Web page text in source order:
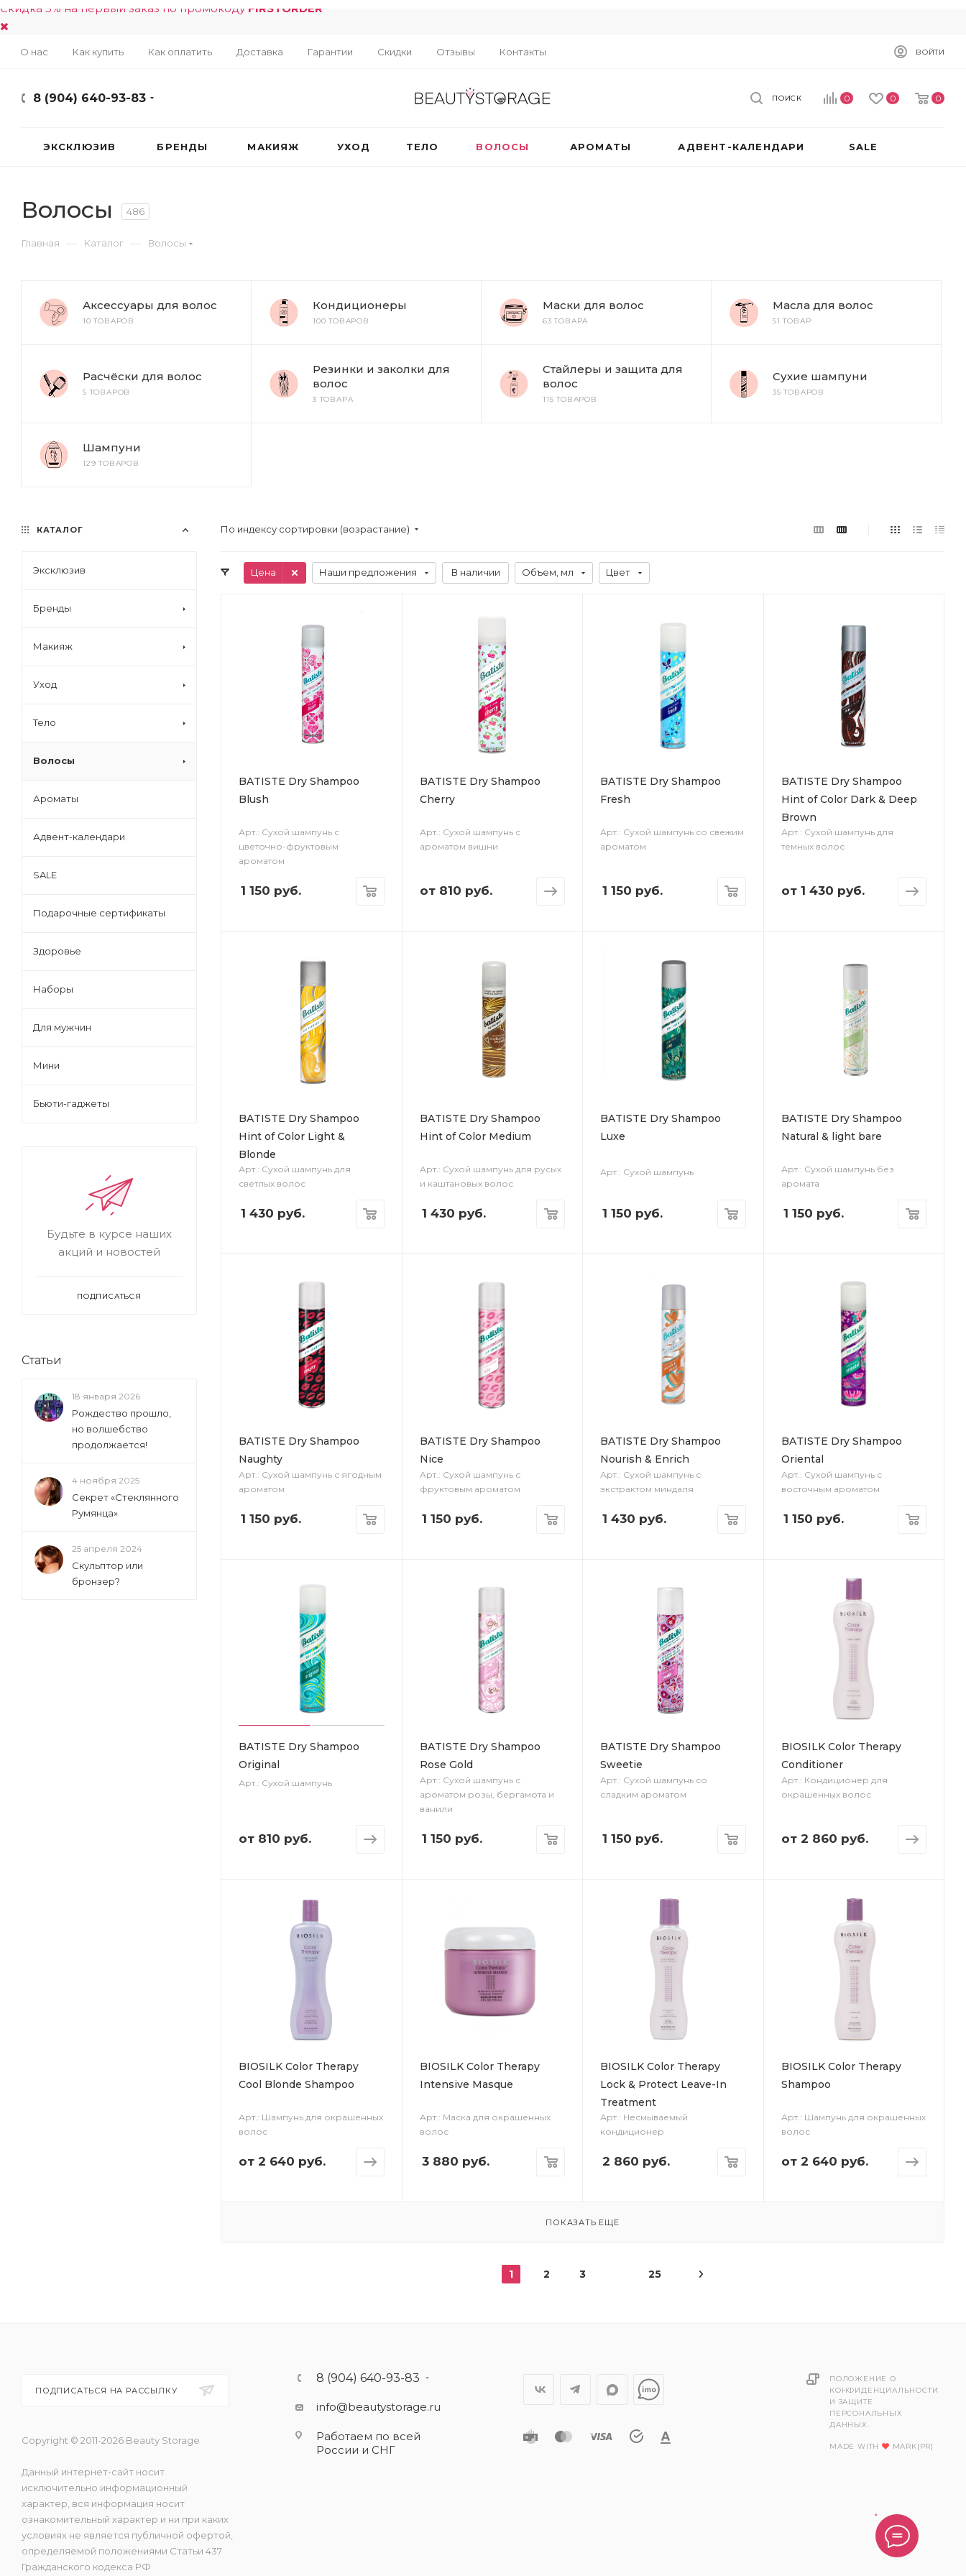
Скидка 5% на первый заказ по промокоду FIRSTORDER
О нас Как купить Как оплатить Доставка Гарантии Скидки Отзывы Контакты ВОЙТИ
8 (904) 640-93-83 0 0 0
ПОИСК
ЭКСКЛЮЗИВ БРЕНДЫ МАКИЯЖ УХОД ТЕЛО ВОЛОСЫ АРОМАТЫ АДВЕНТ-КАЛЕНДАРИ SALE
Волосы 486
Главная — Каталог — Волосы
Аксессуары для волос
10 ТОВАРОВ
Кондиционеры
100 ТОВАРОВ
Маски для волос
63 ТОВАРА
Масла для волос
51 ТОВАР
Расчёски для волос
5 ТОВАРОВ
Резинки и заколки для
волос
3 ТОВАРА
Стайлеры и защита для
волос
115 ТОВАРОВ
Сухие шампуни
35 ТОВАРОВ
Шампуни
129 ТОВАРОВ
По индексу сортировки (возрастание)
Цена Наши предложения В наличии Объем, мл Цвет
BATISTE Dry Shampoo
Blush
Арт.: Сухой шампунь с
цветочно-фруктовым
ароматом
1 150 руб.
BATISTE Dry Shampoo
Cherry
Арт.: Сухой шампунь с
ароматом вишни
от 810 руб.
BATISTE Dry Shampoo
Fresh
Арт.: Сухой шампунь со свежим
ароматом
1 150 руб.
BATISTE Dry Shampoo
Hint of Color Dark & Deep
Brown
Арт.: Сухой шампунь для
темных волос
от 1 430 руб.
BATISTE Dry Shampoo
Hint of Color Light &
Blonde
Арт.: Сухой шампунь для
светлых волос
1 430 руб.
BATISTE Dry Shampoo
Hint of Color Medium
Арт.: Сухой шампунь для русых
и каштановых волос
1 430 руб.
BATISTE Dry Shampoo
Luxe
Арт.: Сухой шампунь
1 150 руб.
BATISTE Dry Shampoo
Natural & light bare
Арт.: Сухой шампунь без
аромата
1 150 руб.
BATISTE Dry Shampoo
Naughty
Арт.: Сухой шампунь с ягодным
ароматом
1 150 руб.
BATISTE Dry Shampoo
Nice
Арт.: Сухой шампунь с
фруктовым ароматом
1 150 руб.
BATISTE Dry Shampoo
Nourish & Enrich
Арт.: Сухой шампунь с
экстрактом миндаля
1 430 руб.
BATISTE Dry Shampoo
Oriental
Арт.: Сухой шампунь с
восточным ароматом
1 150 руб.
BATISTE Dry Shampoo
Original
Арт.: Сухой шампунь
от 810 руб.
BATISTE Dry Shampoo
Rose Gold
Арт.: Сухой шампунь с
ароматом розы, бергамота и
ванили
1 150 руб.
BATISTE Dry Shampoo
Sweetie
Арт.: Сухой шампунь со
сладким ароматом
1 150 руб.
BIOSILK Color Therapy
Conditioner
Арт.: Кондиционер для
окрашенных волос
от 2 860 руб.
BIOSILK Color Therapy
Cool Blonde Shampoo
Арт.: Шампунь для окрашенных
волос
от 2 640 руб.
BIOSILK Color Therapy
Intensive Masque
Арт.: Маска для окрашенных
волос
3 880 руб.
BIOSILK Color Therapy
Lock & Protect Leave-In
Treatment
Арт.: Несмываемый
кондиционер
2 860 руб.
BIOSILK Color Therapy
Shampoo
Арт.: Шампунь для окрашенных
волос
от 2 640 руб.
ПОКАЗАТЬ ЕЩЕ
1 2 3 25
КАТАЛОГ
Эксклюзив
Бренды
Макияж
Уход
Тело
Волосы
Ароматы
Адвент-календари
SALE
Подарочные сертификаты
Здоровье
Наборы
Для мужчин
Мини
Бьюти-гаджеты
Будьте в курсе наших
акций и новостей
ПОДПИСАТЬСЯ
Статьи
18 января 2026
Рождество прошло,
но волшебство
продолжается!
4 ноября 2025
Секрет «Стеклянного
Румянца»
25 апреля 2024
Скульптор или
бронзер?
ПОДПИСАТЬСЯ НА РАССЫЛКУ
Copyright © 2011-2026 Beauty Storage
Данный интернет-сайт носит
исключительно информационный
характер, вся информация носит
ознакомительный характер и ни при каких
условиях не является публичной офертой,
определяемой положениями Статьи 437
Гражданского кодекса РФ
8 (904) 640-93-83
info@beautystorage.ru
Работаем по всей
России и СНГ
ПОЛОЖЕНИЕ О
КОНФИДЕНЦИАЛЬНОСТИ
И ЗАЩИТЕ
ПЕРСОНАЛЬНЫХ
ДАННЫХ.
MADE WITH MARK[PR]